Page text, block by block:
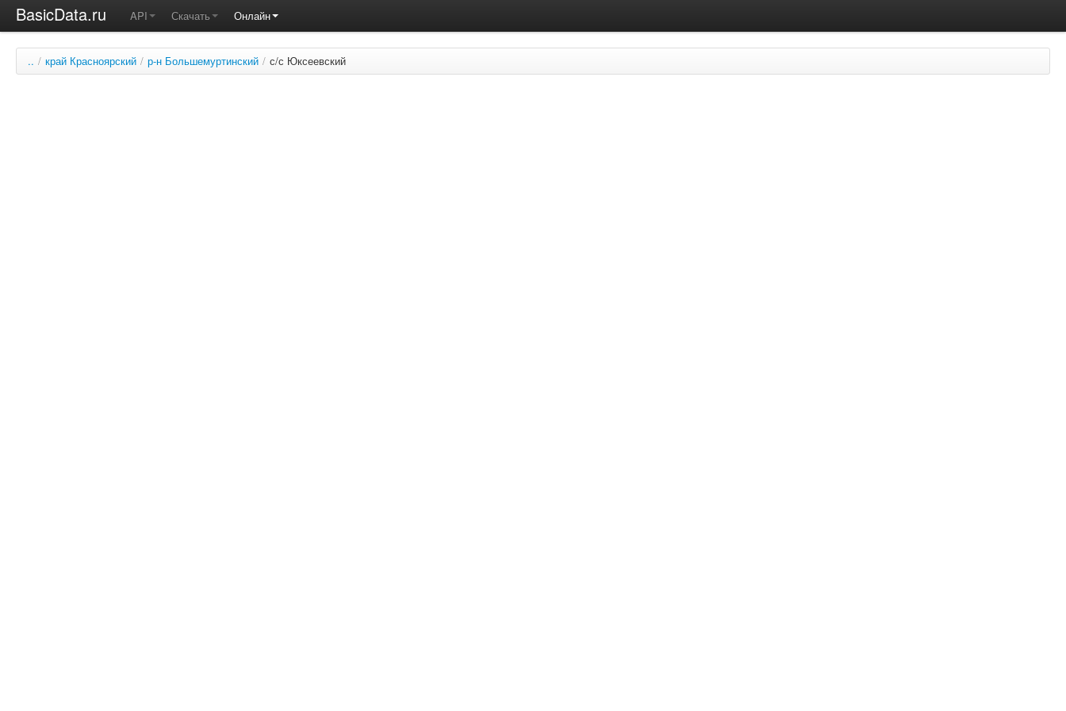
BasicData.ru API Скачать Онлайн
.. / край Красноярский / р-н Большемуртинский / с/с Юксеевский